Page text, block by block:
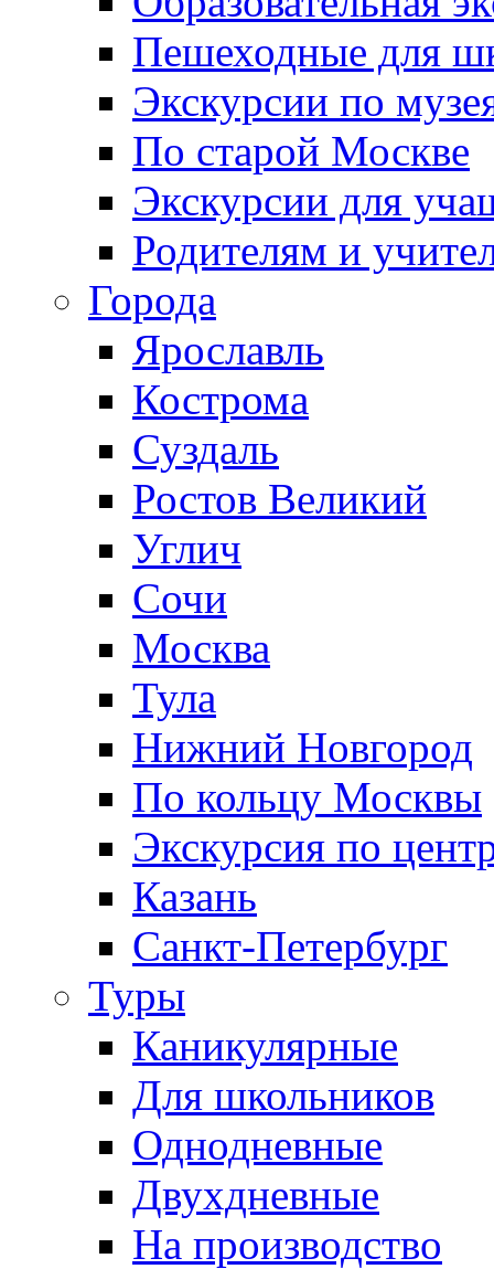
Пешеходные для
Экскурсии по
По старой Москве
Экскурсии для
Родителям и
Города
Ярославль
Кострома
Суздаль
Ростов Великий
Углич
Сочи
Москва
Тула
Нижний Новгород
По кольцу Москвы
Экскурсия по
Казань
Санкт-Петербург
Туры
Каникулярные
Для школьников
Однодневные
Двухдневные
На производство